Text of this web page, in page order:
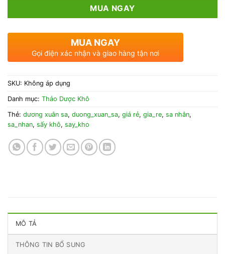
MUA NGAY
MUA NGAY
Gọi điện xác nhận và giao hàng tận nơi
SKU: Không áp dụng
Danh mục: Thảo Dược Khô
Thẻ: dương xuân sa, duong_xuan_sa, giá rẻ, gia_re, sa nhân,
sa_nhan, sấy khô, say_kho
MÔ TẢ
THÔNG TIN BỔ SUNG